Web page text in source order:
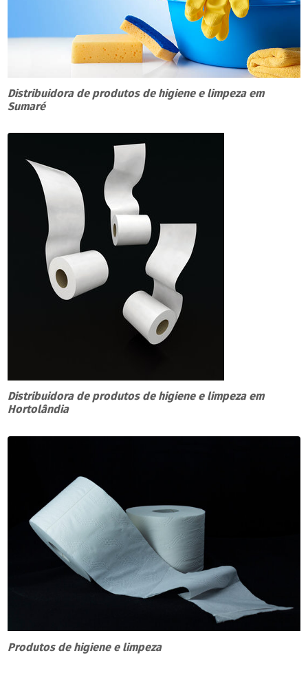
Distribuidora de produtos de higiene e limpeza em
Sumaré
Distribuidora de produtos de higiene e limpeza em
Hortolândia
Produtos de higiene e limpeza